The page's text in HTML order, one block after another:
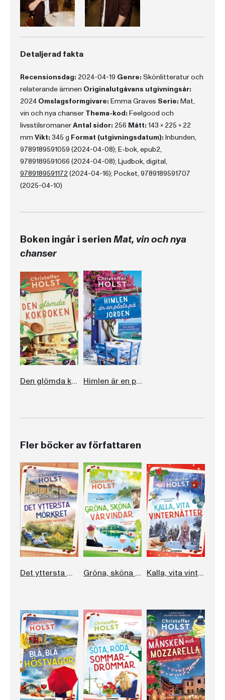
Detaljerad fakta
Recensionsdag: 2024-04-19 Genre: Skönlitteratur och
relaterande ämnen Originalutgåvans utgivningsår:
2024 Omslagsformgivare: Emma Graves Serie: Mat,
vin och nya chanser Thema-kod: Feelgood och
livsstilsromanerAntal sidor: 256 Mått: 143 x 225 x 22
mm Vikt: 345 g Format (utgivningsdatum): Inbunden,
9789189591059 (2024-04-08); E-bok, epub2,
9789189591066 (2024-04-08); Ljudbok, digital,
9789189591172 (2024-04-16); Pocket, 9789189591707
(2025-04-10)
Boken ingår i serienMat, vin och nya
chanser
Den glömda kokboken Himlen är en plats på jorden
Fler böcker av författaren
Det yttersta mörkret Gröna, sköna vårvindar Kalla, vita vinternätter